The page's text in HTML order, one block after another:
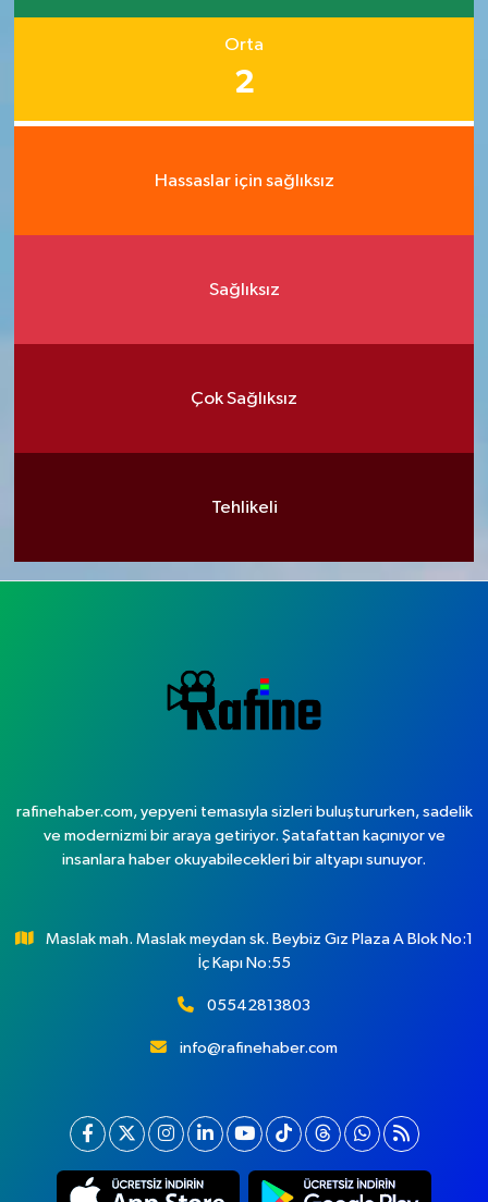
Orta
2
Hassaslar için sağlıksız
Sağlıksız
Çok Sağlıksız
Tehlikeli
rafinehaber.com, yepyeni temasıyla sizleri buluştururken, sadelik
ve modernizmi bir araya getiriyor. Şatafattan kaçınıyor ve
insanlara haber okuyabilecekleri bir altyapı sunuyor.
Maslak mah. Maslak meydan sk. Beybiz Gız Plaza A Blok No:1
İç Kapı No:55
05542813803
info@rafinehaber.com